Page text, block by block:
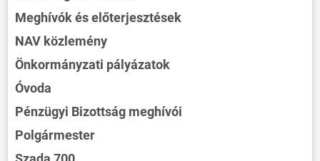
Meghívók és előterjesztések
NAV közlemény
Önkormányzati pályázatok
Óvoda
Pénzügyi Bizottság meghívói
Polgármester